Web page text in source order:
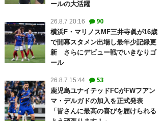
ールの大活躍
26.8.7 20:16 90
横浜F・マリノスMF三井寺眞が16歳
で開幕スタメン出場し最年少記録更
新 さらにデビュー戦でいきなりゴ
ール
26.8.7 15:44 53
鹿児島ユナイテッドFCがFWフアン
マ・デルガドの加入を正式発表
「皆さんに最高の喜びを届けられる